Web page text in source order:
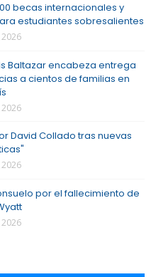
becas internacionales y
estudiantes sobresalientes
Baltazar encabeza entrega
a cientos de familias en
David Collado tras nuevas
por el fallecimiento de